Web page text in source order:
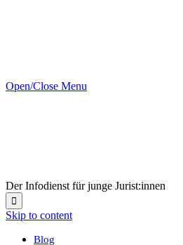
Open/Close Menu
Der Infodienst für junge Jurist:innen

Skip to content
Blog